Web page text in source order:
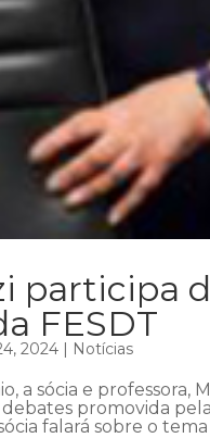
participa
FESDT
2024 | Notícias
a sócia e professora,
promovida
falará sobre o